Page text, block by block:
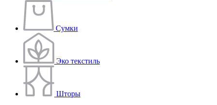
Сумки
Эко текстиль
Шторы